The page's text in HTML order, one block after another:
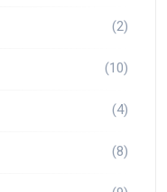
(2)
(10)
(4)
(8)